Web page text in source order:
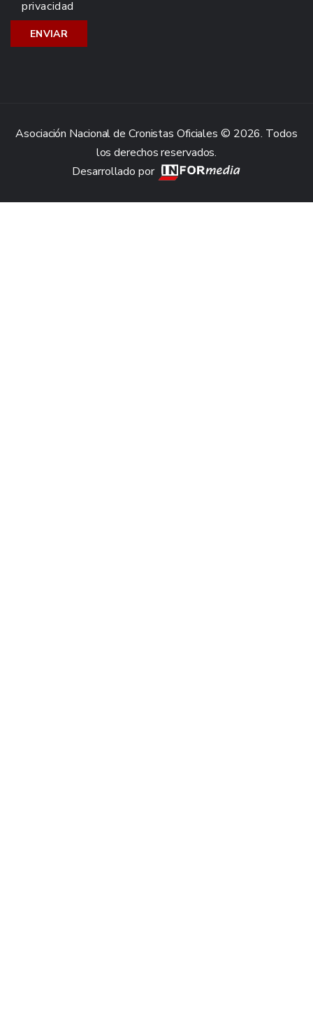
privacidad
Asociación Nacional de Cronistas Oficiales © 2026. Todos
los derechos reservados.
Desarrollado por